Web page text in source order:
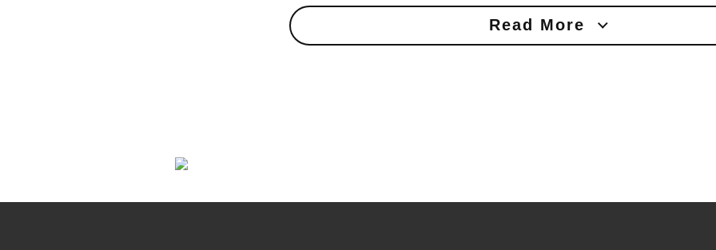
Read More